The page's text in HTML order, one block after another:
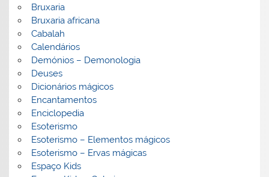
Bruxaria
Bruxaria africana
Cabalah
Calendários
Demónios – Demonologia
Deuses
Dicionários mágicos
Encantamentos
Enciclopedia
Esoterismo
Esoterismo – Elementos mágicos
Esoterismo – Ervas mágicas
Espaço Kids